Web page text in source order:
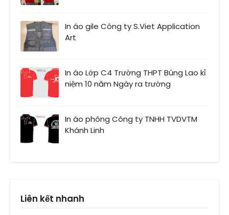
In áo gile Công ty S.Viet Application
Art
In áo Lớp C4 Trường THPT Búng Lao kỉ
niệm 10 năm Ngày ra trường
In áo phông Công ty TNHH TVDVTM
Khánh Linh
Liên kết nhanh